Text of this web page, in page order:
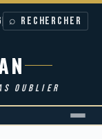
⌕ RECHERCHER
OUBLIER